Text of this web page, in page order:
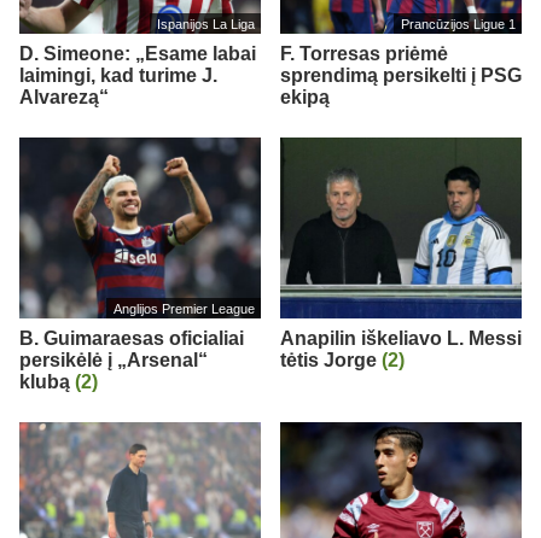
Ispanijos La Liga
D. Simeone: „Esame labai
laimingi, kad turime J.
Alvarezą“
Prancūzijos Ligue 1
F. Torresas priėmė
sprendimą persikelti į PSG
ekipą
Anglijos Premier League
B. Guimaraesas oficialiai
persikėlė į „Arsenal“
klubą (2)
Anapilin iškeliavo L. Messi
tėtis Jorge (2)